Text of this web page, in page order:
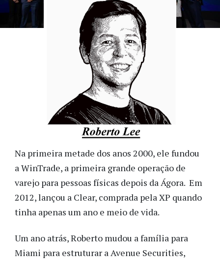
Na primeira metade dos anos 2000, ele fundou
a WinTrade, a primeira grande operação de
varejo para pessoas físicas depois da Ágora. Em
2012, lançou a Clear, comprada pela XP quando
tinha apenas um ano e meio de vida.
Um ano atrás, Roberto mudou a família para
Miami para estruturar a Avenue Securities,